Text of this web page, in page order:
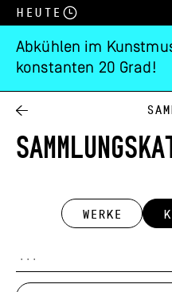
Heute
Abkühlen im
konstanten 20 Grad!
WERKE